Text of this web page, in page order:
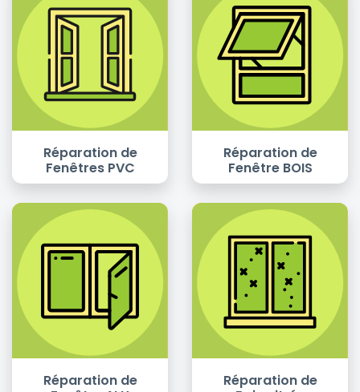
Réparation de
Fenêtres PVC
Réparation de
Fenêtre BOIS
Réparation de
Réparation de